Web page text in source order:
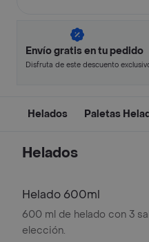
Envío gratis en tu pedido
Disfruta de este descuento
Helados Paletas
Helados
Helado 600ml
600 ml de helado con 3
elección.